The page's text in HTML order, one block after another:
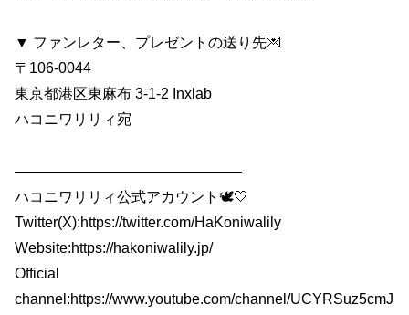
▼ ファンレター、プレゼントの送り先💌
〒106-0044
東京都港区東麻布 3-1-2 Inxlab
ハコニワリリィ宛
———————————————–
ハコニワリリィ公式アカウント🕊🤍
Twitter(X):https://twitter.com/HaKoniwalily
Website:https://hakoniwalily.jp/
Official
channel:https://www.youtube.com/channel/UCYRSuz5cmJ